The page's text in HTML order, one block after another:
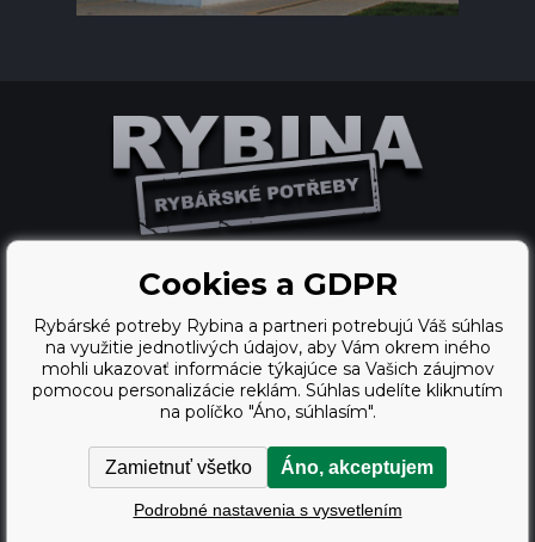
Copyright © 2009 - 2026,
Rybárské potreby Rybina
Ecommerce solutions
BINARGON.cz
webdesign
Vortex Vision.cz
Cookies a GDPR
Rybárské potreby Rybina a partneri potrebujú Váš súhlas
na využitie jednotlivých údajov, aby Vám okrem iného
mohli ukazovať informácie týkajúce sa Vašich záujmov
pomocou personalizácie reklám. Súhlas udelíte kliknutím
na políčko "Áno, súhlasím".
Zamietnuť všetko Áno, akceptujem
Podrobné nastavenia s vysvetlením